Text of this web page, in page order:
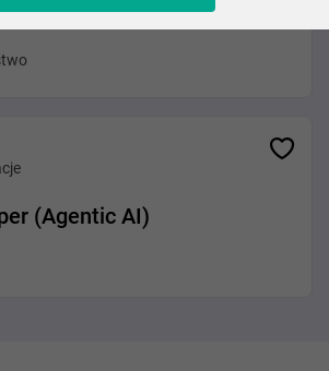
Specialist - Pentester
(Agentic AI)